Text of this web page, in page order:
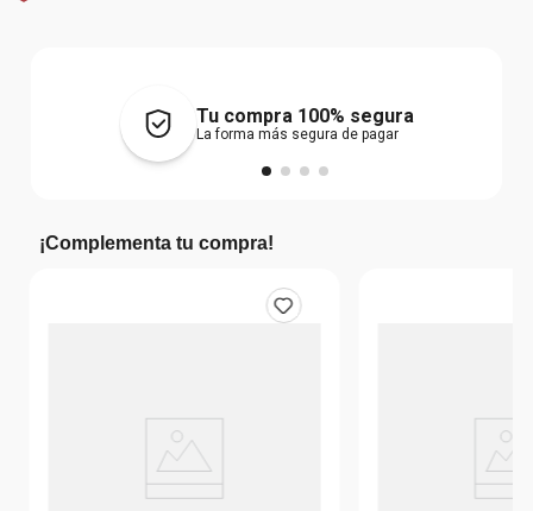
Tu compra 100% segura
La forma más segura de pagar
¡Complementa tu compra!